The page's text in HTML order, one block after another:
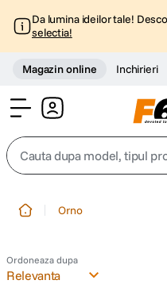
Da lumina ideilor tale!
selectia!
Magazin online Inchirieri
Cauta dupa model, tipul
2. trepied
Orno
Ordoneaza dupa
Relevanta